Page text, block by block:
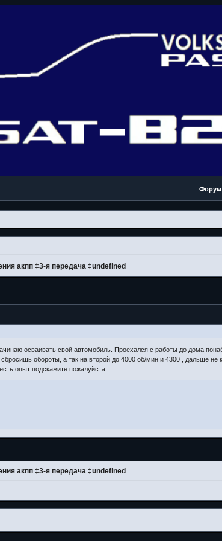
Форум
акпп ‡3-я передача ‡undefined
осваивать свой автомобиль. Проехался с работы до дома
сбросишь обороты, а так на второй до 4000 об/мин и 4300 , дальше
опыт подскажите пожалуйста.
акпп ‡3-я передача ‡undefined